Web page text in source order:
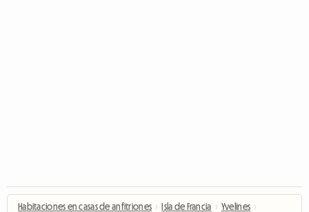
Habitaciones en casas de anfitriones › Isla de Francia › Yvelines ›